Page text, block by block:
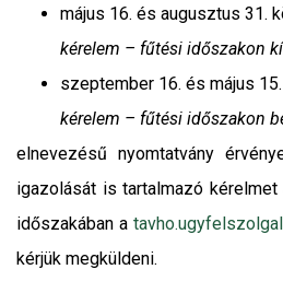
május 16. és augusztus 31.
kérelem – fűtési időszakon
szeptember 16. és május
kérelem – fűtési időszakon
elnevezésű nyomtatvány
igazolását is tartalmazó kérelmet
időszakában a
kérjük megküldeni.